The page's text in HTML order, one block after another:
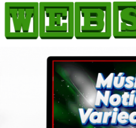
COMO ANUNCIAR
JORNAIS DO BRASIL
PODCAST/NOTÍCIAS